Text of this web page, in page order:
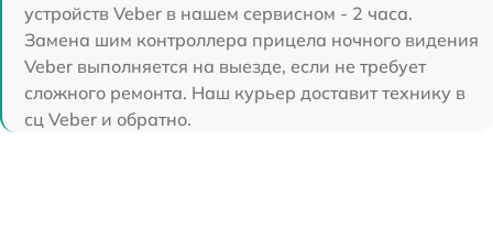
устройств Veber в нашем сервисном - 2 часа.
Замена шим контроллера прицела ночного видения
Veber выполняется на выезде, если не требует
сложного ремонта. Наш курьер доставит технику в
сц Veber и обратно.